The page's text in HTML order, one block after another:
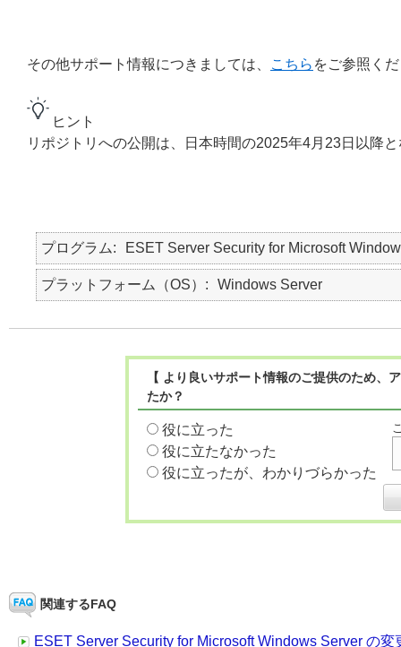
その他サポート情報につきましては、 こちら をご参照く
ヒント
リポジトリへの公開は、日本時間の2025年4月23日以降
プログラム ESET Server Security for Microsoft
プラットフォーム（OS） Windows Server
【 より良いサポート情報のご提供のため
たか？
役に立った
役に立たなかった
役に立ったが、わかりづらかった
関連するFAQ
ESET Server Security for Microsoft Windows Server の